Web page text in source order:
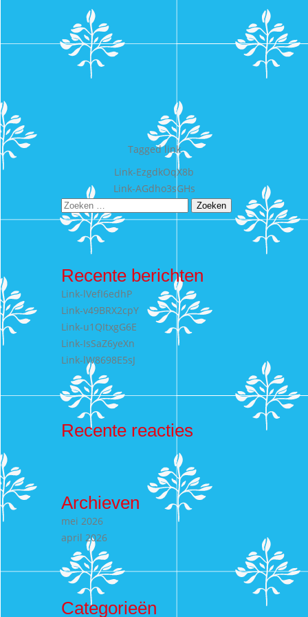
Taggedlink
Bericht
navigatie
Link-EzgdkOqX8b
Link-AGdho3sGHs
Zoeken
naar:
Recente berichten
Link-lVefI6edhP
Link-v49BRX2cpY
Link-u1QItxgG6E
Link-IsSaZ6yeXn
Link-lW8698E5sJ
Recente reacties
Archieven
mei 2026
april 2026
Categorieën